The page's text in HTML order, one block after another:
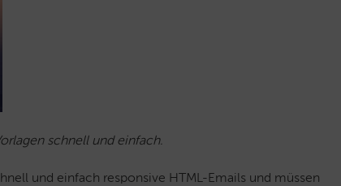
schnell und einfach.
und einfach responsive HTML-Emails und müssen